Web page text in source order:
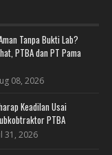
Tanpa Bukti Lab?
PTBA dan PT Pama
08, 2026
Keadilan Usai
PTBA
31, 2026